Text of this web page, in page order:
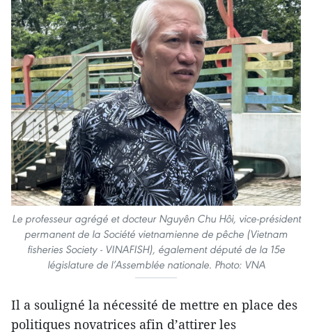
Le professeur agrégé et docteur Nguyên Chu Hôi, vice-président
permanent de la Société vietnamienne de pêche (Vietnam
fisheries Society - VINAFISH), également député de la 15e
législature de l’Assemblée nationale. Photo: VNA
Il a souligné la nécessité de mettre en place des
politiques novatrices afin d’attirer les